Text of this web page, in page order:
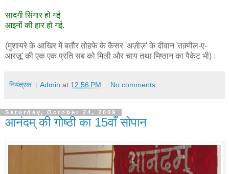
सादगी सिंगार हो गई
आइनों की हार हो गई.
(मुशायरे के आखिर में बतौर तोहफे के कैसर 'अज़ीज़' के दीवान 'तक़्मील-ए-
आरज़ू' की एक एक प्रति सब को मिली और चाय तथा मिष्ठान का पैकेट भी)।
नियंत्रक । Admin at 12:56 PM No comments:
Saturday, October 24, 2009
आनंदम् की गोष्ठी का 15वाँ सोपान